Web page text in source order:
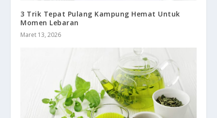
3 Trik Tepat Pulang Kampung Hemat Untuk
Momen Lebaran
Maret 13, 2026